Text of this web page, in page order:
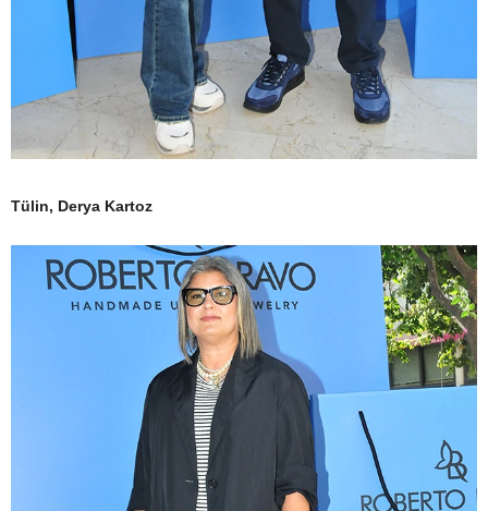
Tülin, Derya Kartoz